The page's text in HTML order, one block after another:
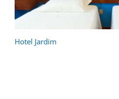
Hotel Jardim